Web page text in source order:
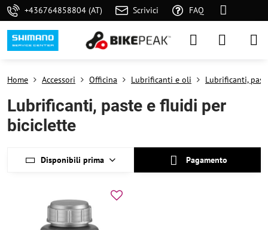
+436764858804 (AT) Scrivici FAQ
Home Accessori Officina Lubrificanti e oli Lubrificanti,
Lubrificanti, paste e fluidi per
biciclette
Disponibili prima Pagamento